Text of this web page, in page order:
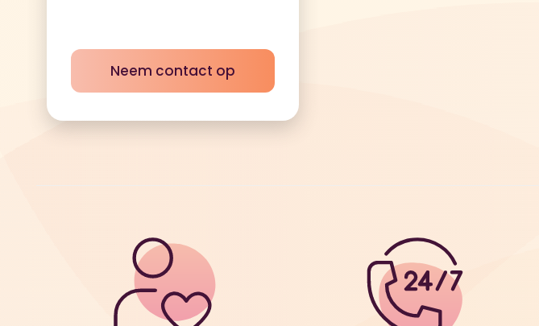
Neem contact op